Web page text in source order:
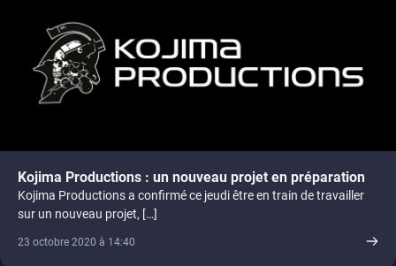
Kojima Productions : un nouveau projet en préparation
Kojima Productions a confirmé ce jeudi être en train de travailler
sur un nouveau projet, […]
23 octobre 2020 à 14:40